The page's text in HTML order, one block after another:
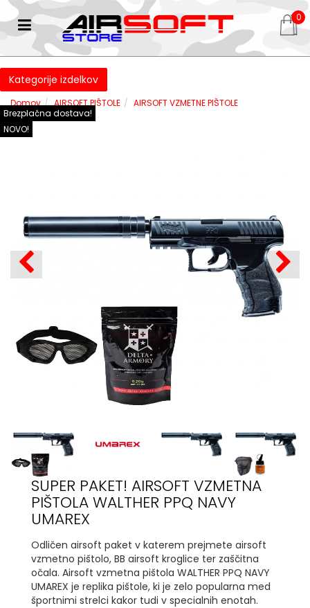
0
Kategorije izdelkov
Domov AIRSOFT PIŠTOLE
AIRSOFT VZMETNE PIŠTOLE
Brezplačna dostava!
NOVO!
SUPER PAKET! AIRSOFT VZMETNA
PIŠTOLA WALTHER PPQ NAVY
UMAREX
Odličen airsoft paket v katerem prejmete airsoft
vzmetno pištolo, BB airsoft kroglice ter zaščitna
očala. Airsoft vzmetna pištola WALTHER PPQ NAVY
UMAREX je replika pištole, ki je zelo popularna med
športnimi strelci kakor tudi v specialnih enotah.